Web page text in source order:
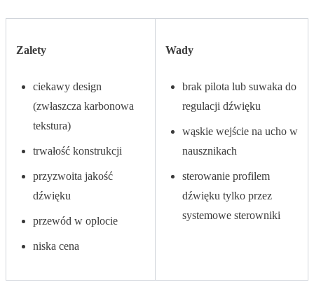
Zalety
ciekawy design
(zwłaszcza karbonowa
tekstura)
trwałość konstrukcji
przyzwoita jakość
dźwięku
przewód w oplocie
niska cena
Wady
brak pilota lub suwaka do
regulacji dźwięku
wąskie wejście na ucho w
nausznikach
sterowanie profilem
dźwięku tylko przez
systemowe sterowniki